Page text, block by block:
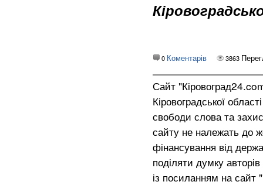
0 Коментарів 3863
Сайт
Кіровоградської
свободи слова та
сайту не належать до
фінансування від
поділяти думку
із посиланням на сайт